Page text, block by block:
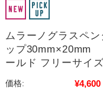
ムラーノグラスペ
ップ30mm×20mm
ールド フリーサイ
価格: ¥4,600